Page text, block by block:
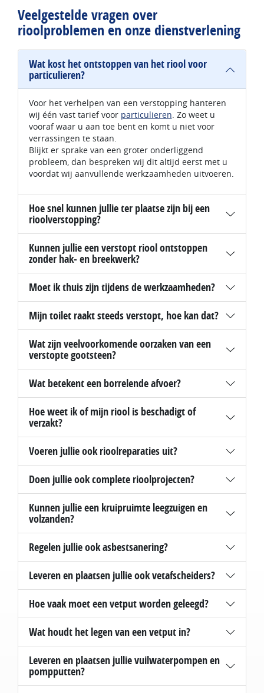
Veelgestelde vragen over
rioolproblemen en onze dienstverlening
Wat kost het ontstoppen van het riool voor
particulieren?
Voor het verhelpen van een verstopping hanteren
wij één vast tarief voor particulieren. Zo weet u
vooraf waar u aan toe bent en komt u niet voor
verrassingen te staan.
Blijkt er sprake van een groter onderliggend
probleem, dan bespreken wij dit altijd eerst met u
voordat wij aanvullende werkzaamheden uitvoeren.
Hoe snel kunnen jullie ter plaatse zijn bij een
rioolverstopping?
Kunnen jullie een verstopt riool ontstoppen
zonder hak- en breekwerk?
Moet ik thuis zijn tijdens de werkzaamheden?
Mijn toilet raakt steeds verstopt, hoe kan dat?
Wat zijn veelvoorkomende oorzaken van een
verstopte gootsteen?
Wat betekent een borrelende afvoer?
Hoe weet ik of mijn riool is beschadigt of
verzakt?
Voeren jullie ook rioolreparaties uit?
Doen jullie ook complete rioolprojecten?
Kunnen jullie een kruipruimte leegzuigen en
volzanden?
Regelen jullie ook asbestsanering?
Leveren en plaatsen jullie ook vetafscheiders?
Hoe vaak moet een vetput worden geleegd?
Wat houdt het legen van een vetput in?
Leveren en plaatsen jullie vuilwaterpompen en
pompputten?